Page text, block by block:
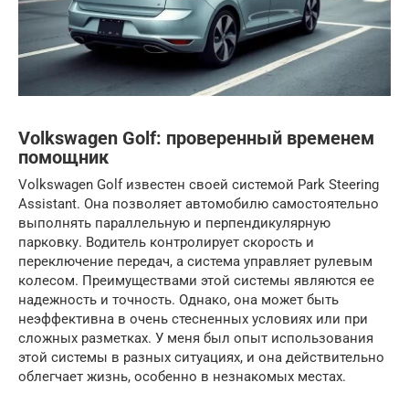
Volkswagen Golf: проверенный временем
помощник
Volkswagen Golf известен своей системой Park Steering
Assistant. Она позволяет автомобилю самостоятельно
выполнять параллельную и перпендикулярную
парковку. Водитель контролирует скорость и
переключение передач, а система управляет рулевым
колесом. Преимуществами этой системы являются ее
надежность и точность. Однако, она может быть
неэффективна в очень стесненных условиях или при
сложных разметках. У меня был опыт использования
этой системы в разных ситуациях, и она действительно
облегчает жизнь, особенно в незнакомых местах.